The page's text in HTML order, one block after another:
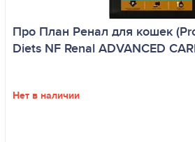
Про План Ренал для кошек
Diets NF Renal ADVANCED
Нет в наличии